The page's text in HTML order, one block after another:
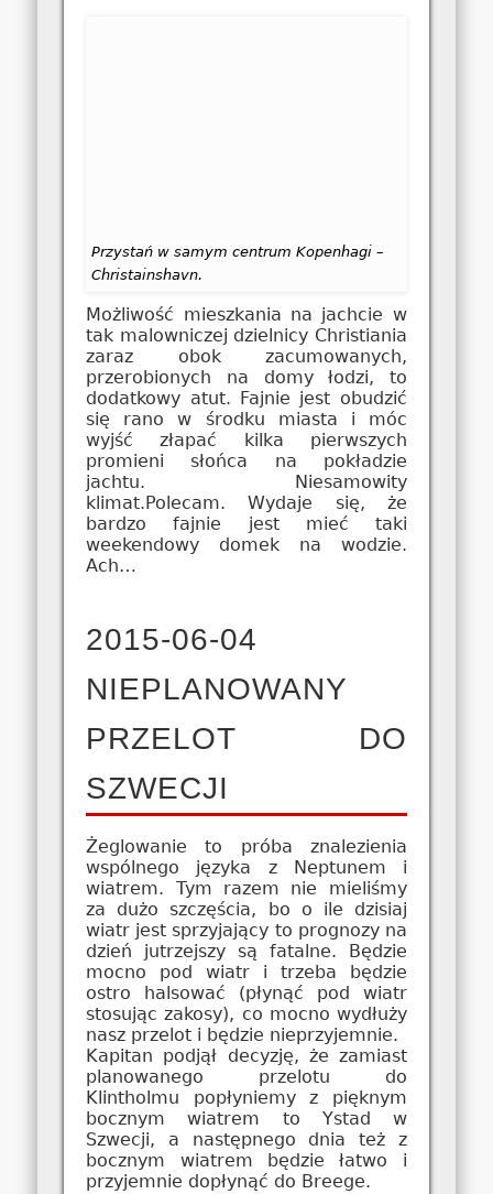
Przystań w samym centrum Kopenhagi –
Christainshavn.
Możliwość mieszkania na jachcie w
tak malowniczej dzielnicy Christiania
zaraz obok zacumowanych,
przerobionych na domy łodzi, to
dodatkowy atut. Fajnie jest obudzić
się rano w środku miasta i móc
wyjść złapać kilka pierwszych
promieni słońca na pokładzie
jachtu. Niesamowity
klimat.Polecam. Wydaje się, że
bardzo fajnie jest mieć taki
weekendowy domek na wodzie.
Ach…
2015-06-04
NIEPLANOWANY
PRZELOT DO
SZWECJI
Żeglowanie to próba znalezienia
wspólnego języka z Neptunem i
wiatrem. Tym razem nie mieliśmy
za dużo szczęścia, bo o ile dzisiaj
wiatr jest sprzyjający to prognozy na
dzień jutrzejszy są fatalne. Będzie
mocno pod wiatr i trzeba będzie
ostro halsować (płynąć pod wiatr
stosując zakosy), co mocno wydłuży
nasz przelot i będzie nieprzyjemnie.
Kapitan podjął decyzję, że zamiast
planowanego przelotu do
Klintholmu popłyniemy z pięknym
bocznym wiatrem to Ystad w
Szwecji, a następnego dnia też z
bocznym wiatrem będzie łatwo i
przyjemnie dopłynąć do Breege.